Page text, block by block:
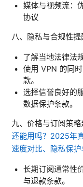
媒体与视频流：
协议
八、隐私与合规性提
了解当地法律法
使用 VPN 的同
款。
选择信誉良好的
数据保护条款。
九、价格与订阅策略
还能用吗？2025年
速度对比、隐私保
长期订阅通常性
与退款条款。